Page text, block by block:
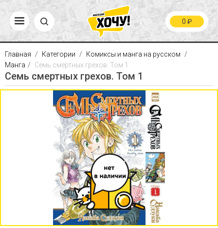
0 ₽
Главная Категории
Комиксы и манга на русском
Манга
Семь смертных грехов. Том 1
Семь смертных грехов. Том 1